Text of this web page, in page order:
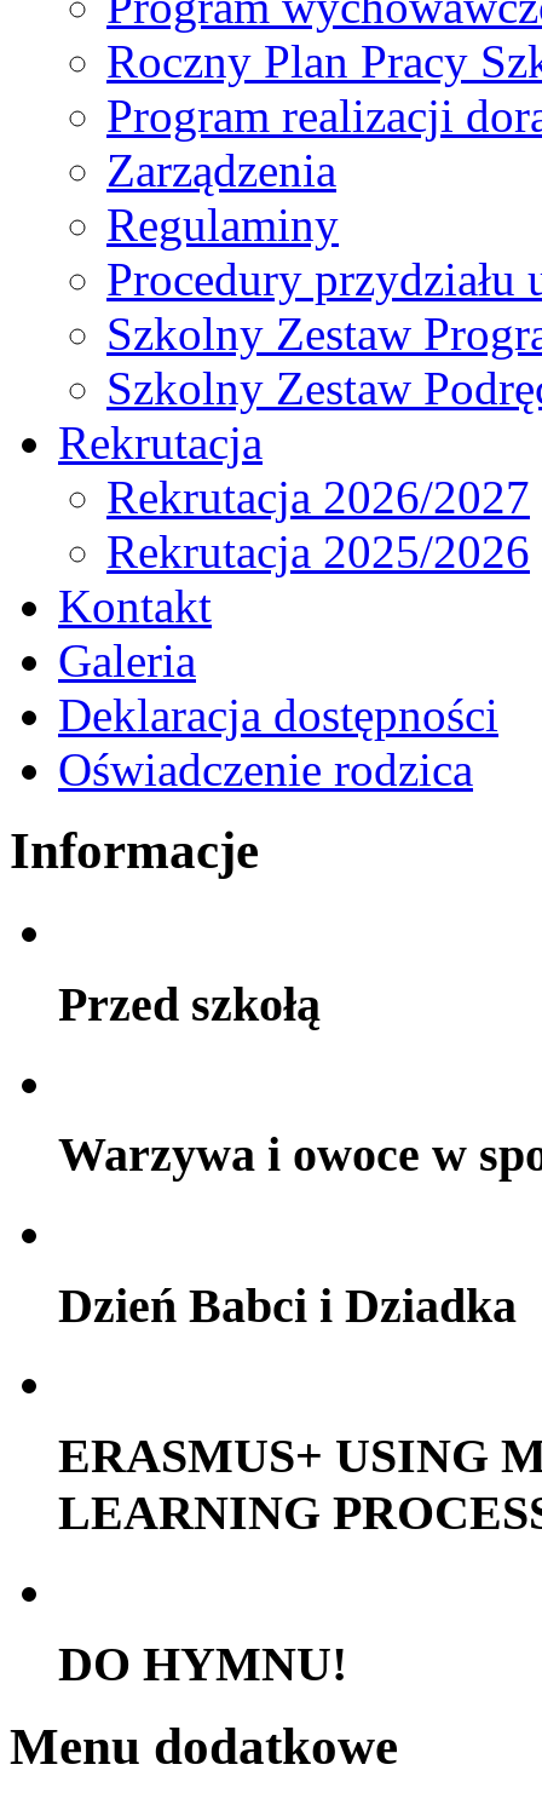
Roczny Plan Pracy
Program realizacji
Zarządzenia
Regulaminy
Procedury
Szkolny Zestaw
Szkolny Zestaw
Rekrutacja
Rekrutacja 2026/2027
Rekrutacja 2025/2026
Kontakt
Galeria
Deklaracja dostępności
Oświadczenie rodzica
Informacje
Przed szkołą
Warzywa i owoce w
Dzień Babci i Dziadka
ERASMUS+ USING
LEARNING
DO HYMNU!
Menu dodatkowe